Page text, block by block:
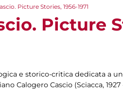
Picture Stories, 1956-1971
Picture
e storico-critica dedicata a
Calogero Cascio (Sciacca, 1927